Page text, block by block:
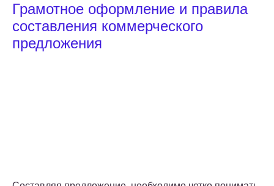
Грамотное оформление и правила
составления коммерческого
предложения